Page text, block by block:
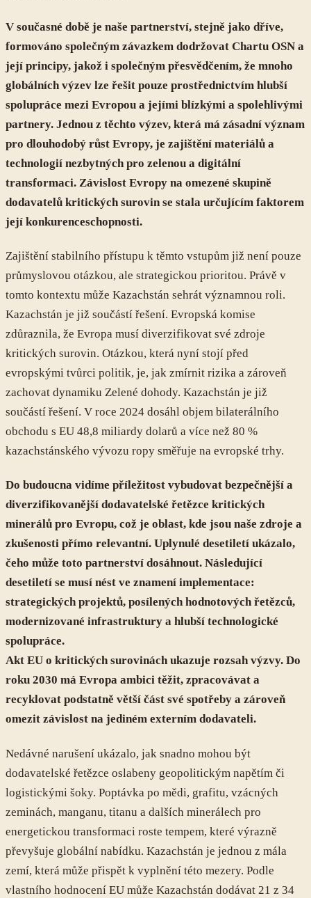
V současné době je naše partnerství, stejně jako dříve,
formováno společným závazkem dodržovat Chartu OSN a
její principy, jakož i společným přesvědčením, že mnoho
globálních výzev lze řešit pouze prostřednictvím hlubší
spolupráce mezi Evropou a jejími blízkými a spolehlivými
partnery. Jednou z těchto výzev, která má zásadní význam
pro dlouhodobý růst Evropy, je zajištění materiálů a
technologií nezbytných pro zelenou a digitální
transformaci. Závislost Evropy na omezené skupině
dodavatelů kritických surovin se stala určujícím faktorem
její konkurenceschopnosti.
Zajištění stabilního přístupu k těmto vstupům již není pouze
průmyslovou otázkou, ale strategickou prioritou. Právě v
tomto kontextu může Kazachstán sehrát významnou roli.
Kazachstán je již součástí řešení. Evropská komise
zdůraznila, že Evropa musí diverzifikovat své zdroje
kritických surovin. Otázkou, která nyní stojí před
evropskými tvůrci politik, je, jak zmírnit rizika a zároveň
zachovat dynamiku Zelené dohody. Kazachstán je již
součástí řešení. V roce 2024 dosáhl objem bilaterálního
obchodu s EU 48,8 miliardy dolarů a více než 80 %
kazachstánského vývozu ropy směřuje na evropské trhy.
Do budoucna vidíme příležitost vybudovat bezpečnější a
diverzifikovanější dodavatelské řetězce kritických
minerálů pro Evropu, což je oblast, kde jsou naše zdroje a
zkušenosti přímo relevantní. Uplynulé desetiletí ukázalo,
čeho může toto partnerství dosáhnout. Následující
desetiletí se musí nést ve znamení implementace:
strategických projektů, posílených hodnotových řetězců,
modernizované infrastruktury a hlubší technologické
spolupráce.
Akt EU o kritických surovinách ukazuje rozsah výzvy. Do
roku 2030 má Evropa ambici těžit, zpracovávat a
recyklovat podstatně větší část své spotřeby a zároveň
omezit závislost na jediném externím dodavateli.
Nedávné narušení ukázalo, jak snadno mohou být
dodavatelské řetězce oslabeny geopolitickým napětím či
logistickými šoky. Poptávka po mědi, grafitu, vzácných
zeminách, manganu, titanu a dalších minerálech pro
energetickou transformaci roste tempem, které výrazně
převyšuje globální nabídku. Kazachstán je jednou z mála
zemí, která může přispět k vyplnění této mezery. Podle
vlastního hodnocení EU může Kazachstán dodávat 21 z 34